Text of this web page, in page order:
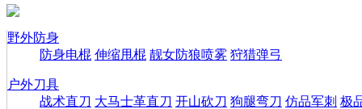
野外防身
防身电棍 伸缩甩棍 靓女防狼喷雾 狩猎弹弓
户外刀具
战术直刀 大马士革直刀 开山砍刀 狗腿弯刀 仿品军刺 极